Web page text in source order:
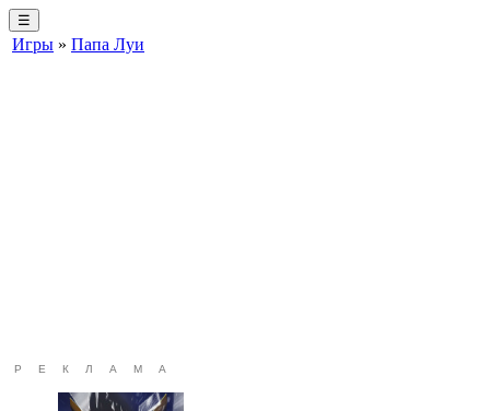
☰
Игры » Папа Луи
РЕКЛАМА